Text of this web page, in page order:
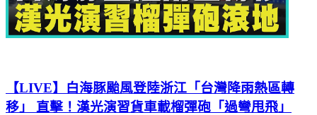
【LIVE】白海豚颱風登陸浙江「台灣降雨熱區轉
移」 直擊！漢光演習貨車載榴彈砲「過彎甩飛」